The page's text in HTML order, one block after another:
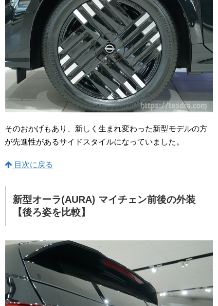
そのおかげもあり、新しく生まれ変わった新型モデルの方
が先進性があるサイドスタイルになっていました。
目次に戻る
新型オーラ(AURA) マイチェン前後の外装
【後ろ姿を比較】